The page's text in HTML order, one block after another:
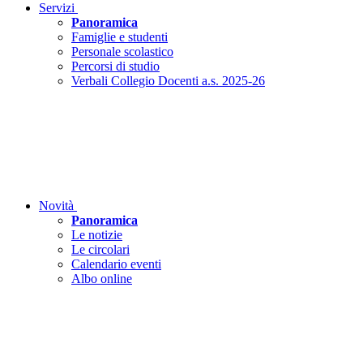
Servizi
Panoramica
Famiglie e studenti
Personale scolastico
Percorsi di studio
Verbali Collegio Docenti a.s. 2025-26
Novità
Panoramica
Le notizie
Le circolari
Calendario eventi
Albo online